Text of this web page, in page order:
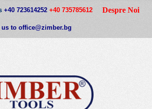
+40 723614252 +40 735785612
to office@zimber.bg
Despre Noi